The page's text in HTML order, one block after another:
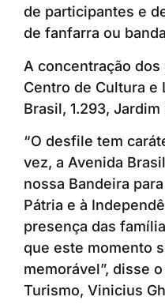
de participantes e
de fanfarra ou
A concentração
Centro de Cultura e
Brasil, 1.293, Jardim
“O desfile tem
vez, a Avenida
nossa Bandeira
Pátria e à
presença das
que este momento
memorável”, disse
Turismo, Vinicius